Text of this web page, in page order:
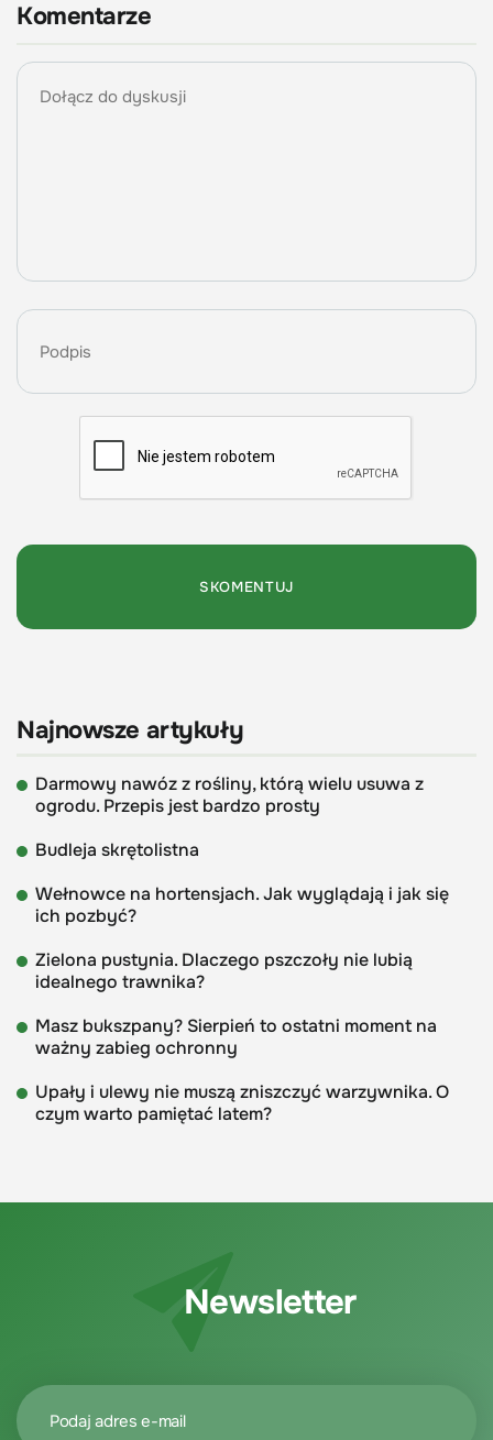
Komentarze
Najnowsze artykuły
Darmowy nawóz z rośliny, którą wielu usuwa z
ogrodu. Przepis jest bardzo prosty
Budleja skrętolistna
Wełnowce na hortensjach. Jak wyglądają i jak się
ich pozbyć?
Zielona pustynia. Dlaczego pszczoły nie lubią
idealnego trawnika?
Masz bukszpany? Sierpień to ostatni moment na
ważny zabieg ochronny
Upały i ulewy nie muszą zniszczyć warzywnika. O
czym warto pamiętać latem?
Newsletter